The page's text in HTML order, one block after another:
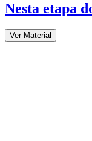
Nesta etapa
Ver Material